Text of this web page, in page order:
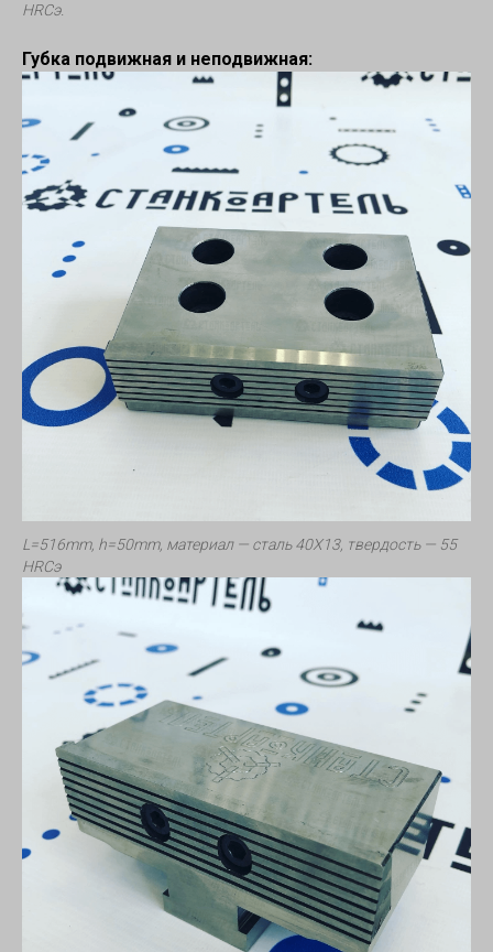
HRCэ.
Губка подвижная и неподвижная:
L=516mm, h=50mm, материал — сталь 40Х13, твердость — 55
HRCэ